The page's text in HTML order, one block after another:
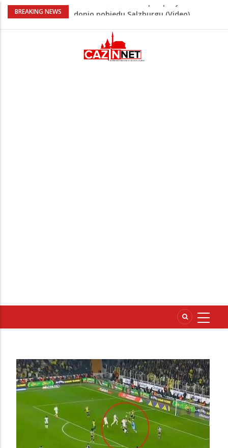
BREAKING NEWS
“Pečat slobodi 2026”: U Tržačkoj Rašteli
Unsko-sanskog kantona
Porodica iz Krajine u centru afere,
gradonačelnik Kelna pokrenuo istragu